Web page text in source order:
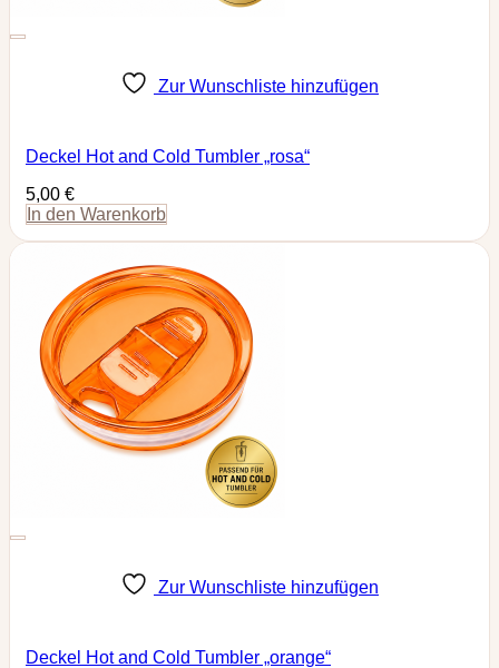
Zur Wunschliste hinzufügen
Deckel Hot and Cold Tumbler „rosa“
5,00 €
In den Warenkorb
Zur Wunschliste hinzufügen
Deckel Hot and Cold Tumbler „orange“